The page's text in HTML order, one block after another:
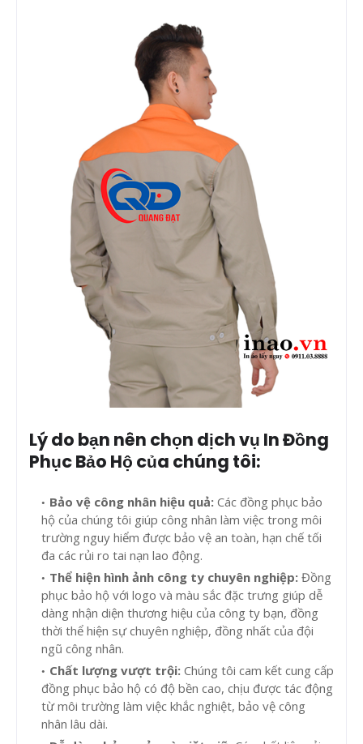
Lý do bạn nên chọn dịch vụ In Đồng
Phục Bảo Hộ của chúng tôi:
Bảo vệ công nhân hiệu quả: Các đồng phục bảo
hộ của chúng tôi giúp công nhân làm việc trong môi
trường nguy hiểm được bảo vệ an toàn, hạn chế tối
đa các rủi ro tai nạn lao động.
Thể hiện hình ảnh công ty chuyên nghiệp: Đồng
phục bảo hộ với logo và màu sắc đặc trưng giúp dễ
dàng nhận diện thương hiệu của công ty bạn, đồng
thời thể hiện sự chuyên nghiệp, đồng nhất của đội
ngũ công nhân.
Chất lượng vượt trội: Chúng tôi cam kết cung cấp
đồng phục bảo hộ có độ bền cao, chịu được tác động
từ môi trường làm việc khắc nghiệt, bảo vệ công
nhân lâu dài.